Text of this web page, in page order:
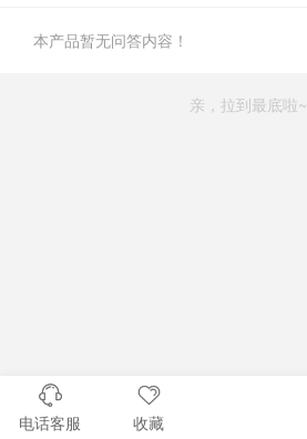
本产品暂无问答内容！
亲，拉到最底啦~
电话客服 收藏